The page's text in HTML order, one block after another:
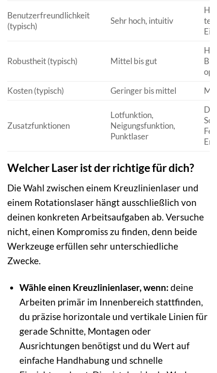
Benutzerfreundlichkeit
(typisch)
Sehr hoch, intuitiv
Robustheit (typisch) Mittel bis gut
Kosten (typisch)
Geringer bis mittel
Zusatzfunktionen
Lotfunktion,
Neigungsfunktion,
Punktlaser
Welcher Laser ist der richtige für dich?
Die Wahl zwischen einem Kreuzlinienlaser und
einem Rotationslaser hängt ausschließlich von
deinen konkreten Arbeitsaufgaben ab. Versuche
nicht, einen Kompromiss zu finden, denn beide
Werkzeuge erfüllen sehr unterschiedliche
Zwecke.
Wähle einen Kreuzlinienlaser, wenn: deine
Arbeiten primär im Innenbereich stattfinden,
du präzise horizontale und vertikale Linien für
gerade Schnitte, Montagen oder
Ausrichtungen benötigst und du Wert auf
einfache Handhabung und schnelle